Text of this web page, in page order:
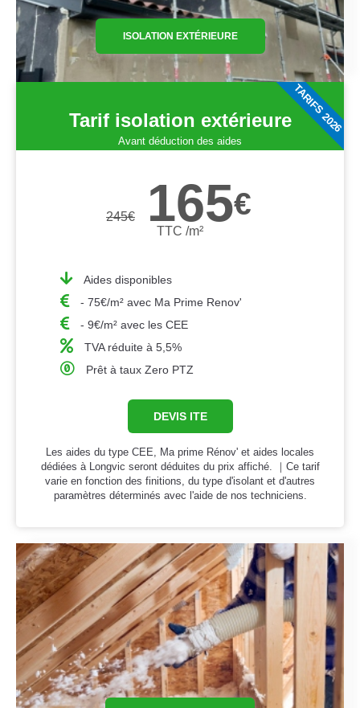
ISOLATION EXTÉRIEURE
Tarif isolation extérieure
Avant déduction des aides
245€ 165€
TTC /m²
Aides disponibles
- 75€/m² avec Ma Prime Renov'
- 9€/m² avec les CEE
TVA réduite à 5,5%
Prêt à taux Zero PTZ
DEVIS ITE
Les aides du type CEE, Ma prime Rénov' et aides locales
dédiées à Longvic seront déduites du prix affiché. ｜Ce tarif
varie en fonction des finitions, du type d'isolant et d'autres
paramètres déterminés avec l'aide de nos techniciens.
TARIFS 2026